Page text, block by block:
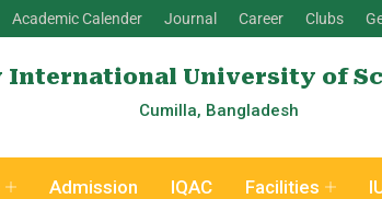
Academic Calender Journal Career Clubs
International University of
Cumilla, Bangladesh
Admission IQAC Facilities